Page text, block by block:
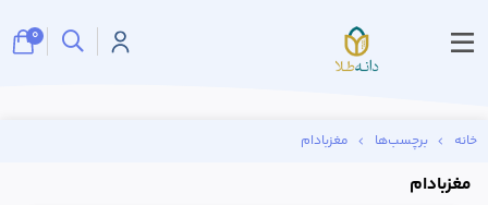
خانه برچسب‌ها مغزبادام
مغزبادام
0